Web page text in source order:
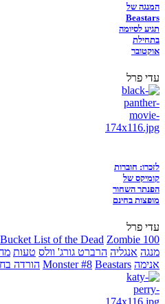
המנגה של
Beastars
תגיע לסיומה
בתחילת
אוקטובר
עדי פרל
לזכרו: חוברות
קומיקס של
הפנתר השחור
מופצות בחינם
עדי פרל
Bucket List of the Dead Zombie 100
מנגה אנגליה הרברט גורג' וולס טעות
אנימה
Monster #8 Beastars הורדה